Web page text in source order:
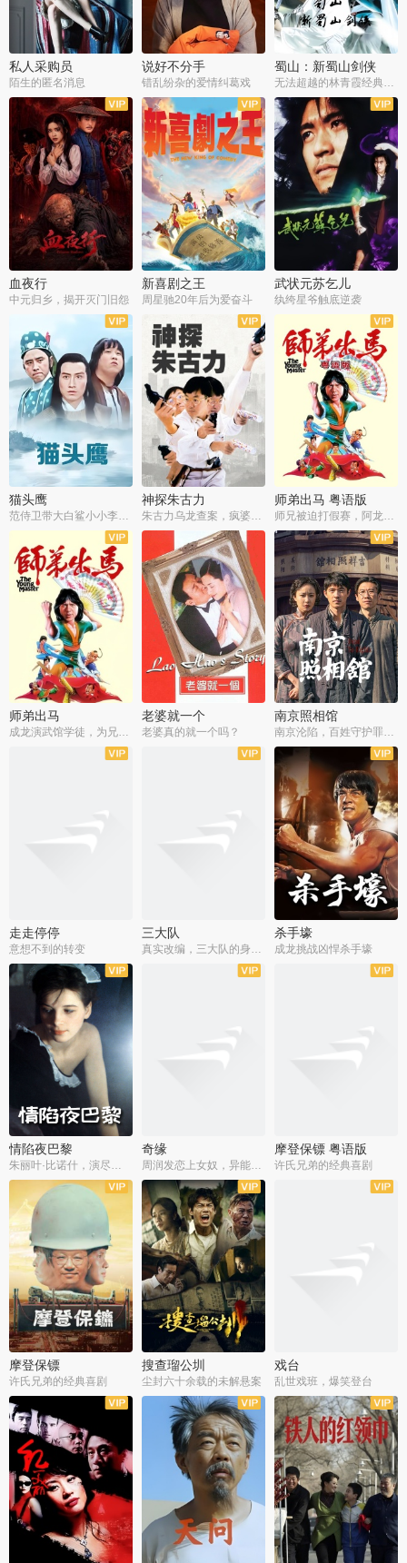
私人采购员
陌生的匿名消息
说好不分手
错乱纷杂的爱情纠葛戏
蜀山：新蜀山剑侠
无法超越的林青霞经典角色
血夜行
中元归乡，揭开灭门旧怨
新喜剧之王
周星驰20年后为爱奋斗
武状元苏乞儿
纨绔星爷触底逆袭
猫头鹰
范侍卫带大白鲨小小李破案寻妃
神探朱古力
朱古力乌龙查案，疯婆子神助攻
师弟出马 粤语版
师兄被迫打假赛，阿龙追查斗黑帮
师弟出马
成龙演武馆学徒，为兄搏命战黑道
老婆就一个
老婆真的就一个吗？
南京照相馆
南京沦陷，百姓守护罪证底片
走走停停
意想不到的转变
三大队 杀手壕
成龙挑战凶悍杀手壕
情陷夜巴黎
朱丽叶·比诺什，演尽失爱之痛
奇缘
周润发恋上女奴，异能护体战邪派
摩登保镖 粤语版
许氏兄弟的经典喜剧
摩登保镖
许氏兄弟的经典喜剧
搜查瑠公圳
尘封六十余载的未解悬案
戏台
乱世戏班，爆笑登台